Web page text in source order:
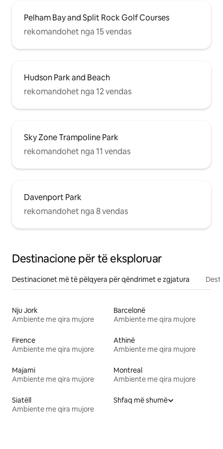
Pelham Bay and Split Rock Golf Courses
rekomandohet nga 15 vendas
Hudson Park and Beach
rekomandohet nga 12 vendas
Sky Zone Trampoline Park
rekomandohet nga 11 vendas
Davenport Park
rekomandohet nga 8 vendas
Destinacione për të eksploruar
Destinacionet më të pëlqyera për qëndrimet e zgjatura
Nju Jork
Ambiente me qira mujore
Barcelonë
Ambiente me qira mujore
Firence
Ambiente me qira mujore
Athinë
Ambiente me qira mujore
Majami
Ambiente me qira mujore
Montreal
Ambiente me qira mujore
Siatëll
Ambiente me qira mujore
Shfaq më shumë